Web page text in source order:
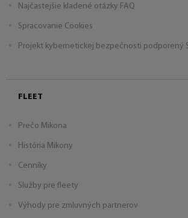
Najčastejšie kladené otázky FAQ
Spracovanie Cookies
Projekt kybernetickej bezpečnosti podporený
FLEET
Prečo Mikona
História Mikony
Cenníky
Služby pre fleety
Výhody pre zmluvných partnerov